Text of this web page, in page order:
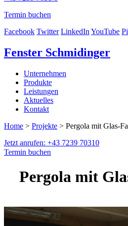
Termin buchen
Facebook Twitter LinkedInYouTube
Fenster Schmidinger
Unternehmen
Produkte
Leistungen
Aktuelles
Kontakt
Home > Projekte > Pergola mit Glas-
Jetzt anrufen: +43 7239 70310
Termin buchen
Pergola mit